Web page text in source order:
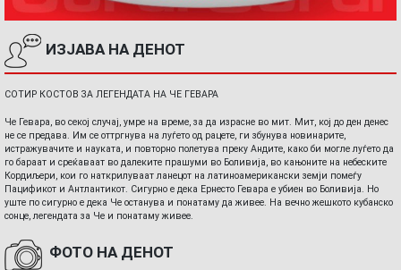
ИЗЈАВА НА ДЕНОТ
СОТИР КОСТОВ ЗА ЛЕГЕНДАТА НА ЧЕ ГЕВАРА
Че Гевара, во секој случај, умре на време, за да израсне во мит. Мит, кој до ден денес
не се предава. Им се оттргнува на луѓето од рацете, ги збунува новинарите,
истражувачите и науката, и повторно полетува преку Андите, како би могле луѓето да
го бараат и среќаваат во далеките прашуми во Боливија, во кањоните на небеските
Кордиљери, кои го наткрилуваат ланецот на латиноамерикански земји помеѓу
Пацификот и Антлантикот. Сигурно е дека Ернесто Гевара е убиен во Боливија. Но
уште по сигурно е дека Че останува и понатаму да живее. На вечно жешкото кубанско
сонце, легендата за Че и понатаму живее.
ФОТО НА ДЕНОТ